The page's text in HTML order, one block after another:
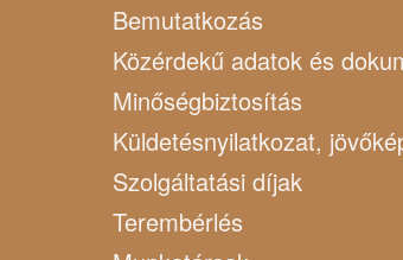
Bemutatkozás
Közérdekű adatok és
Minőségbiztosítás
Küldetésnyilatkozat,
Szolgáltatási díjak
Terembérlés